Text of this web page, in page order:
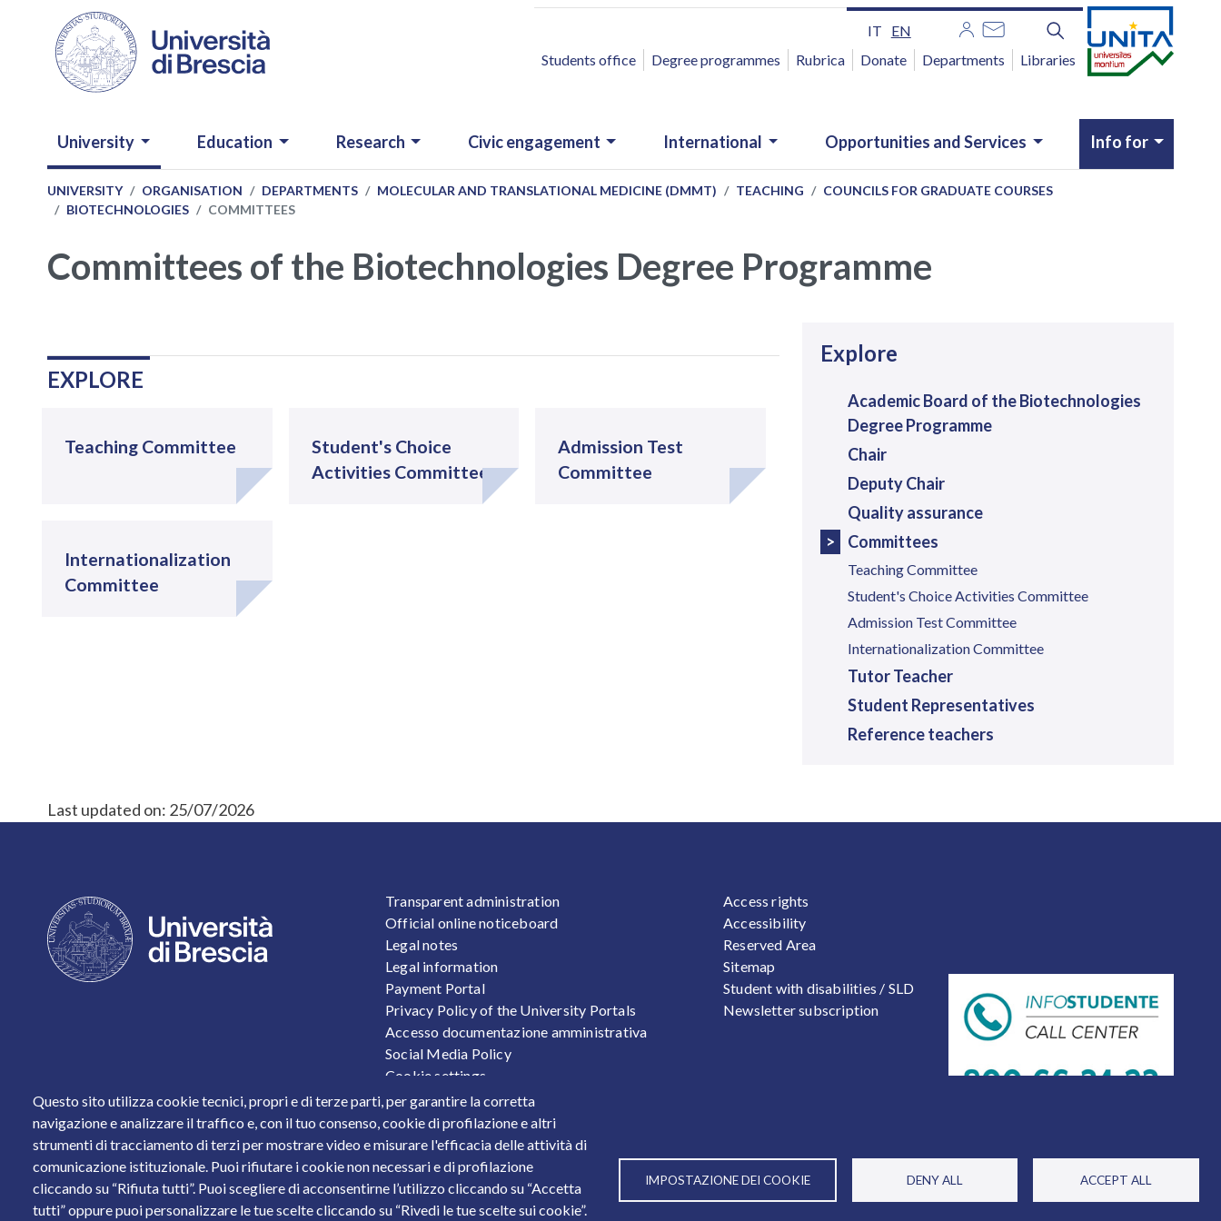
Skip to main content
IT EN
ACCESSO RAPIDO
Students office Degree programmes Rubrica Donate Departments Libraries
NAVIGAZIONE PRINCIPALE
University Education Research Civic engagement International Opportunities and Services Info for
UNIVERSITY ORGANISATION DEPARTMENTS MOLECULAR AND TRANSLATIONAL MEDICINE (DMMT) TEACHING
COUNCILS FOR GRADUATE COURSES
BIOTECHNOLOGIES
COMMITTEES
Committees of the Biotechnologies Degree Programme
Navigazione
.EXPLORE
Teaching Committee
Student's Choice
Activities Committee
Admission Test
Committee
Internationalization
Committee
Explore
Academic Board of the Biotechnologies
Degree Programme
Chair
Deputy Chair
Quality assurance
Committees
Teaching Committee
Student's Choice Activities Committee
Admission Test Committee
Internationalization Committee
Tutor Teacher
Student Representatives
Reference teachers
Last updated on: 25/07/2026
Questo sito utilizza cookie tecnici, propri e di terze parti, per garantire la corretta
navigazione e analizzare il traffico e, con il tuo consenso, cookie di profilazione e altri
strumenti di tracciamento di terzi per mostrare video e misurare l'efficacia delle attività di
comunicazione istituzionale. Puoi rifiutare i cookie non necessari e di profilazione
cliccando su “Rifiuta tutti”. Puoi scegliere di acconsentirne l’utilizzo cliccando su “Accetta
tutti” oppure puoi personalizzare le tue scelte cliccando su “Rivedi le tue scelte sui cookie”.
IMPOSTAZIONE DEI COOKIE DENY ALL ACCEPT ALL
FOOTER 1
Transparent administration
Official online noticeboard
Legal notes
Legal information
Payment Portal
Privacy Policy of the University Portals
Accesso documentazione amministrativa
Social Media Policy
Cookie settings
Personal Data Protection
Stats
FOOTER 2
Access rights
Accessibility
Reserved Area
Sitemap
Student with disabilities / SLD
Newsletter subscription
Piazza del Mercato, 15 - 25121 Brescia
Tel. +39 030 2988.1 PEC: ammcentr@cert.unibs.it
Partita IVA: 01773710171 Codice Fiscale: 98007650173